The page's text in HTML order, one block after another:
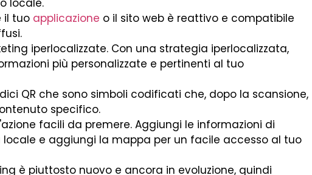
locale.
il tuo applicazione o il sito web è reattivo e compatibile
iperlocalizzate. Con una strategia iperlocalizzata,
più personalizzate e pertinenti al tuo
QR che sono simboli codificati che, dopo la scansione,
specifico.
facili da premere. Aggiungi le informazioni di
e aggiungi la mappa per un facile accesso al tuo
è piuttosto nuovo e ancora in evoluzione, quindi